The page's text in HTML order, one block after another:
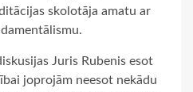
skolotāja amatu ar
Juris Rubenis esot
joprojām neesot nekādu